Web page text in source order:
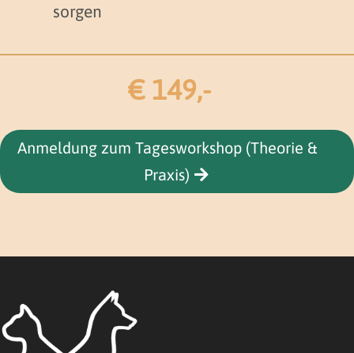
sorgen
€ 149,-
Anmeldung zum Tagesworkshop (Theorie &
Praxis)